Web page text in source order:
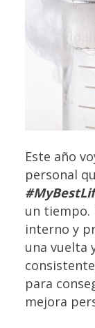
Este año
personal
un tiempo.
interno y
una vuelta
para
mejora